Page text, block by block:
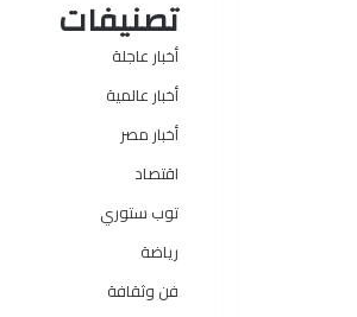
تصنيفات
أخبار عاجلة
أخبار عالمية
أخبار مصر
اقتصاد
توب ستوري
رياضة
فن وثقافة